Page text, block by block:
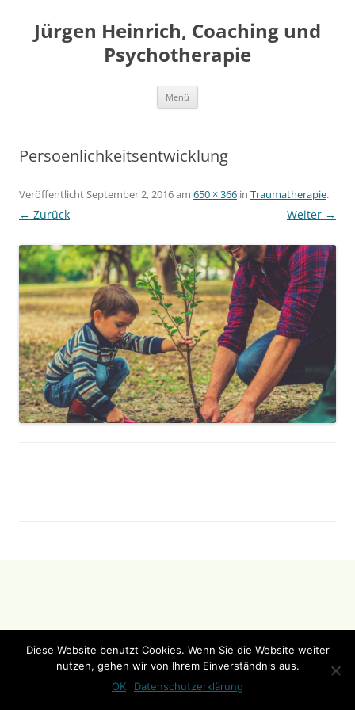
Jürgen Heinrich, Coaching und
Psychotherapie
Menü
Persoenlichkeitsentwicklung
VeröffentlichtSeptember 2, 2016am 650 × 366 in Traumatherapie.
← Zurück Weiter →
Diese Website benutzt Cookies. Wenn Sie die Website weiter
nutzen, gehen wir von Ihrem Einverständnis aus.
OK
Datenschutzerklärung